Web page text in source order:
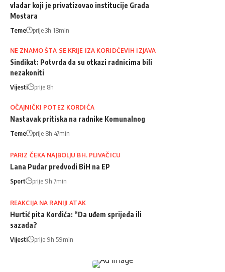
vladar koji je privatizovao institucije Grada
Mostara
Teme prije 3h 18min
NE ZNAMO ŠTA SE KRIJE IZA KORIDĆEVIH IZJAVA
Sindikat: Potvrda da su otkazi radnicima bili
nezakoniti
Vijesti prije 8h
OČAJNIČKI POTEZ KORDIĆA
Nastavak pritiska na radnike Komunalnog
Teme prije 8h 47min
PARIZ ČEKA NAJBOLJU BH. PLIVAČICU
Lana Pudar predvodi BiH na EP
Sport prije 9h 7min
REAKCIJA NA RANIJI ATAK
Hurtić pita Kordića: “Da uđem sprijeda ili
sazada?
Vijesti prije 9h 59min